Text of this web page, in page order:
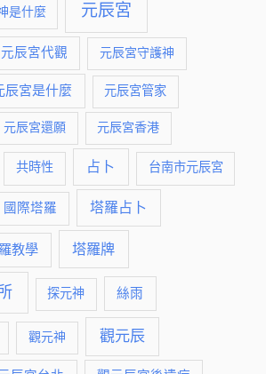
是什麼 元辰宮
元辰宮代觀 元辰宮守護神
辰宮是什麼 元辰宮管家
元辰宮還願 元辰宮香港
共時性 占卜 台南市元辰宮
國際塔羅 塔羅占卜
教學 塔羅牌
探元神 絲雨
觀元神 觀元辰